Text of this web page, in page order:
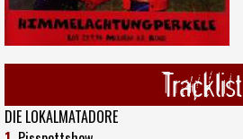
Tracklist
DIE LOKALMATADORE